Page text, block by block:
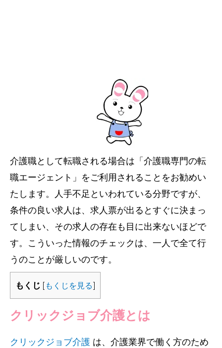
介護職として転職される場合は「介護職専門の転
職エージェント」をご利用されることをお勧めい
たします。人手不足といわれている分野ですが、
条件の良い求人は、求人票が出るとすぐに決まっ
てしまい、その求人の存在も目に出来ないほどで
す。こういった情報のチェックは、一人で全て行
うのことが厳しいのです。
もくじ もくじを見る
クリックジョブ介護とは
クリックジョブ介護 は、介護業界で働く方のため